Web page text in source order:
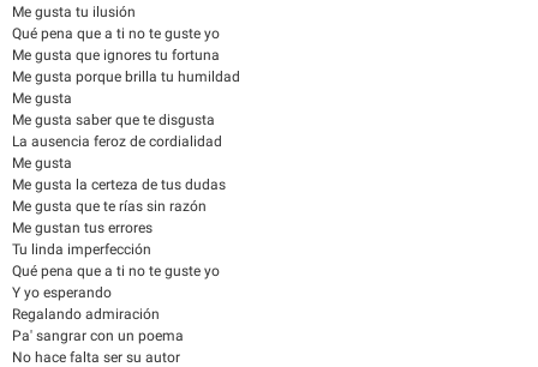
Me gusta tu ilusión
Qué pena que a ti no te guste yo
Me gusta que ignores tu fortuna
Me gusta porque brilla tu humildad
Me gusta
Me gusta saber que te disgusta
La ausencia feroz de cordialidad
Me gusta
Me gusta la certeza de tus dudas
Me gusta que te rías sin razón
Me gustan tus errores
Tu linda imperfección
Qué pena que a ti no te guste yo
Y yo esperando
Regalando admiración
Pa' sangrar con un poema
No hace falta ser su autor